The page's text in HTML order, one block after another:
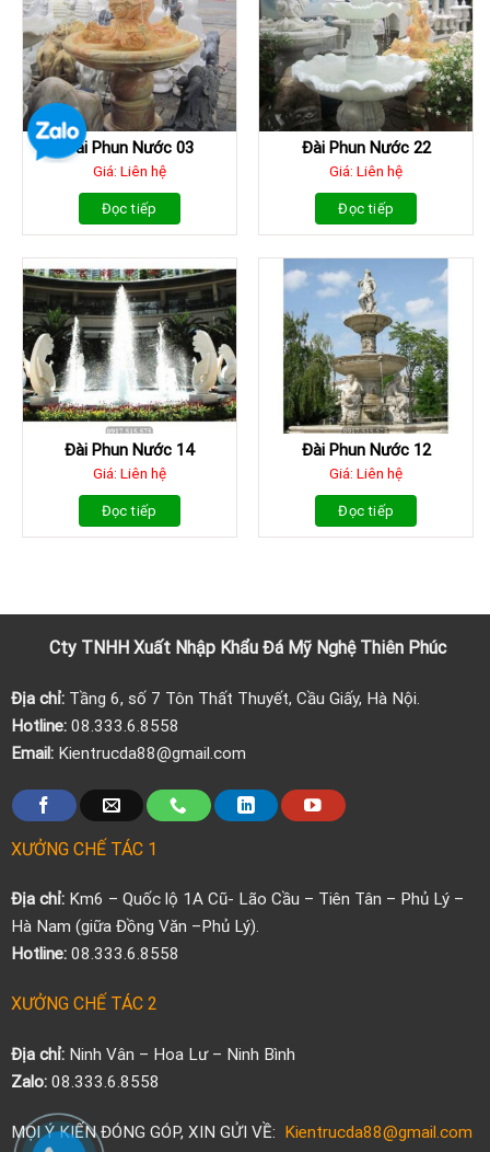
Đài Phun Nước 03
Giá: Liên hệ
Đọc tiếp
Đài Phun Nước 22
Giá: Liên hệ
Đọc tiếp
Đài Phun Nước 14
Giá: Liên hệ
Đọc tiếp
Đài Phun Nước 12
Giá: Liên hệ
Đọc tiếp
Cty TNHH Xuất Nhập Khẩu ĐáMỹ Nghệ Thiên Phúc
Địa chỉ: Tầng 6, số 7 Tôn Thất Thuyết, Cầu Giấy, Hà Nội.
Hotline:08.333.6.8558
Email: Kientrucda88@gmail.com
XƯỞNG CHẾ TÁC 1
Địa chỉ:Km6 – Quốc lộ 1A Cũ- Lão Cầu – Tiên Tân – Phủ Lý –
Hà Nam (giữa Đồng Văn –Phủ Lý).
Hotline: 08.333.6.8558
XƯỞNG CHẾ TÁC 2
Địa chỉ:Ninh Vân – Hoa Lư – Ninh Bình
Zalo: 08.333.6.8558
MỌI Ý KIẾN ĐÓNG GÓP, XIN GỬI VỀ: Kientrucda88@gmail.com